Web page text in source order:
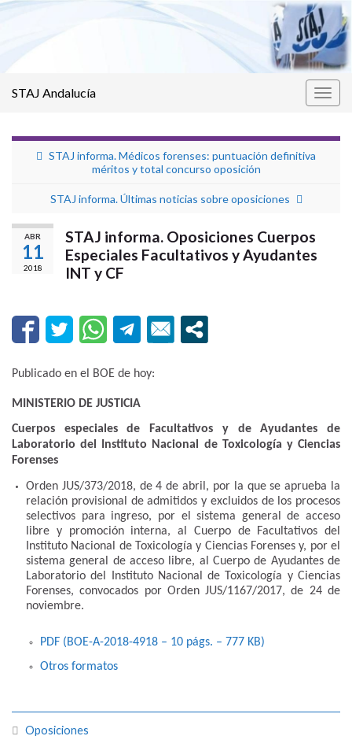
STAJ Andalucía
STAJ informa. Médicos forenses: puntuación definitiva
méritos y total concurso oposición
STAJ informa. Últimas noticias sobre oposiciones
ABR
11
2018
STAJ informa. Oposiciones Cuerpos
Especiales Facultativos y Ayudantes
INT y CF
Publicado en el BOE de hoy:
MINISTERIO DE JUSTICIA
Cuerpos especiales de Facultativos y de Ayudantes de
Laboratorio del Instituto Nacional de Toxicología y Ciencias
Forenses
Orden JUS/373/2018, de 4 de abril, por la que se aprueba la
relación provisional de admitidos y excluidos de los procesos
selectivos para ingreso, por el sistema general de acceso
libre y promoción interna, al Cuerpo de Facultativos del
Instituto Nacional de Toxicología y Ciencias Forenses y, por el
sistema general de acceso libre, al Cuerpo de Ayudantes de
Laboratorio del Instituto Nacional de Toxicología y Ciencias
Forenses, convocados por Orden JUS/1167/2017, de 24 de
noviembre.
PDF (BOE-A-2018-4918 – 10 págs. – 777 KB)
Otros formatos
Oposiciones